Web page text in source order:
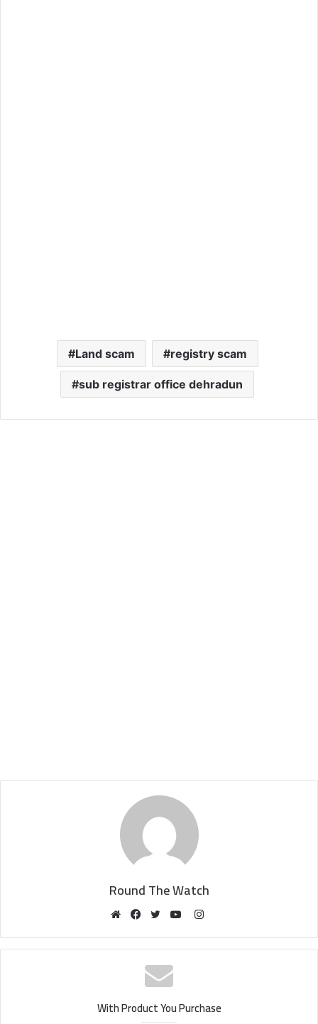
Land scam registry scam
sub registrar office dehradun
Round The Watch
Instagram
With Product You Purchase